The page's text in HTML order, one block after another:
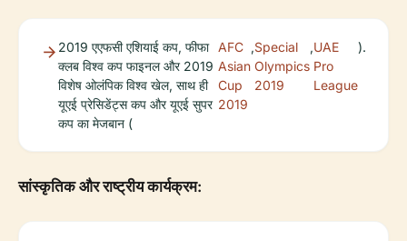
2019 एएफसी एशियाई कप, फीफा
क्लब विश्व कप फाइनल और 2019
विशेष ओलंपिक विश्व खेल, साथ ही
यूएई प्रेसिडेंट्स कप और यूएई सुपर
कप का मेजबान (
AFC
Asian
Cup
2019
,Special
Olympics
2019
,UAE
Pro
League
).
सांस्कृतिक और राष्ट्रीय कार्यक्रम: